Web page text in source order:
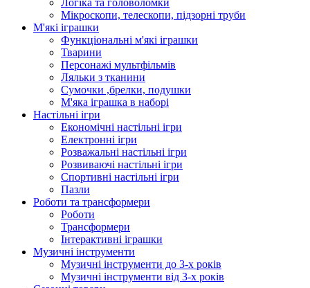
Логіка та головоломки
Мікроскопи, телескопи, підзорні труби
М'які іграшки
Функціональні м'які іграшки
Тварини
Персонажі мультфільмів
Ляльки з тканини
Сумочки ,брелки, подушки
М'яка іграшка в наборі
Настільні ігри
Економічні настільні ігри
Електронні ігри
Розважальні настільні ігри
Розвиваючі настільні ігри
Спортивні настільні ігри
Пазли
Роботи та трансформери
Роботи
Трансформери
Інтерактивні іграшки
Музичні інструменти
Музичні інструменти до 3-х років
Музичні інструменти від 3-х років